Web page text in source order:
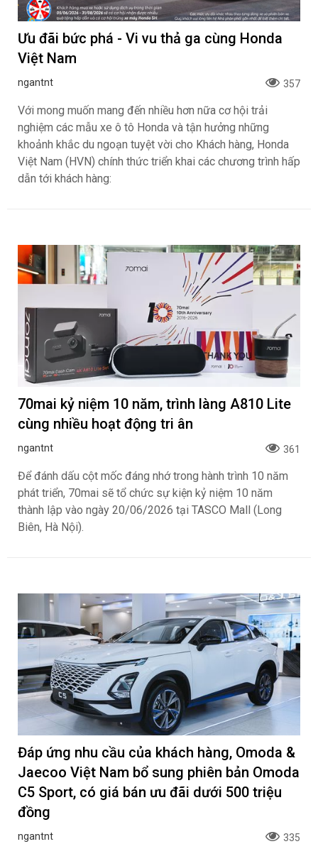
Ưu đãi bức phá - Vi vu thả ga cùng Honda
Việt Nam
ngantnt 357
Với mong muốn mang đến nhiều hơn nữa cơ hội trải
nghiệm các mẫu xe ô tô Honda và tận hưởng những
khoảnh khắc du ngoạn tuyệt vời cho Khách hàng, Honda
Việt Nam (HVN) chính thức triển khai các chương trình hấp
dẫn tới khách hàng:
70mai kỷ niệm 10 năm, trình làng A810 Lite
cùng nhiều hoạt động tri ân
ngantnt 361
Để đánh dấu cột mốc đáng nhớ trong hành trình 10 năm
phát triển, 70mai sẽ tổ chức sự kiện kỷ niệm 10 năm
thành lập vào ngày 20/06/2026 tại TASCO Mall (Long
Biên, Hà Nội).
Đáp ứng nhu cầu của khách hàng, Omoda &
Jaecoo Việt Nam bổ sung phiên bản Omoda
C5 Sport, có giá bán ưu đãi dưới 500 triệu
đồng
ngantnt 335